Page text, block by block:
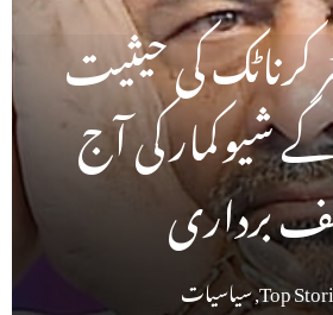
کی حیثیت
کی آج
برداری
Top
,سیاسیات